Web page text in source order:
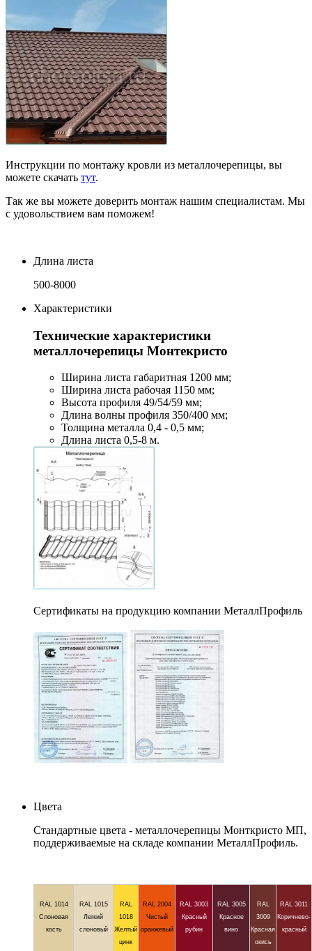
Инструкции по монтажу кровли из металлочерепицы, вы
можете скачать тут.
Так же вы можете доверить монтаж нашим специалистам. Мы
с удовольствием вам поможем!
Длина листа
500-8000
Характеристики
Технические характеристики
металлочерепицы Монтекристо
Ширина листа габаритная 1200 мм;
Ширина листа рабочая 1150 мм;
Высота профиля 49/54/59 мм;
Длина волны профиля 350/400 мм;
Толщина металла 0,4 - 0,5 мм;
Длина листа 0,5-8 м.
Сертификаты на продукцию компании МеталлПрофиль
Цвета
Стандартные цвета - металлочерепицы Монткристо МП,
поддерживаемые на складе компании МеталлПрофиль.
RAL 1014
Слоновая
кость
RAL 1015
Легкий
слоновый
RAL
1018
Желтый
цинк
RAL 2004
Чистый
оранжевый
RAL 3003
Красный
рубин
RAL 3005
Красное
вино
RAL
3009
Красная
окись
RAL 3011
Коричнево-
красный